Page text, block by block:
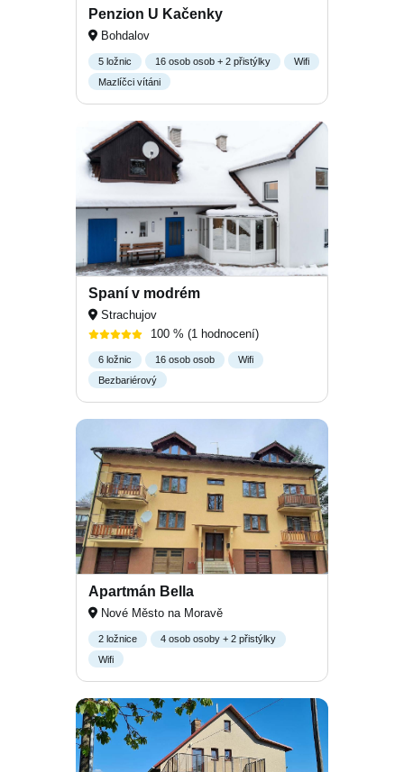
Penzion U Kačenky
Bohdalov
5 ložnic 16 osob osob + 2 přistýlky
Wifi
Mazlíčci vítáni
Spaní v modrém
Strachujov
100 % (1 hodnocení)
6 ložnic 16 osob osob
Wifi
Bezbariérový
Apartmán Bella
Nové Město na Moravě
2 ložnice
4 osob osoby + 2 přistýlky
Wifi